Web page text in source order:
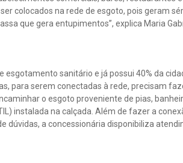
colocados na rede de esgoto, pois geram
que gera entupimentos”, explica Maria
esgotamento sanitário e já possui 40% da
para serem conectadas à rede, precisam
o esgoto proveniente de pias,
instalada na calçada. Além de fazer a
dúvidas, a concessionária disponibiliza